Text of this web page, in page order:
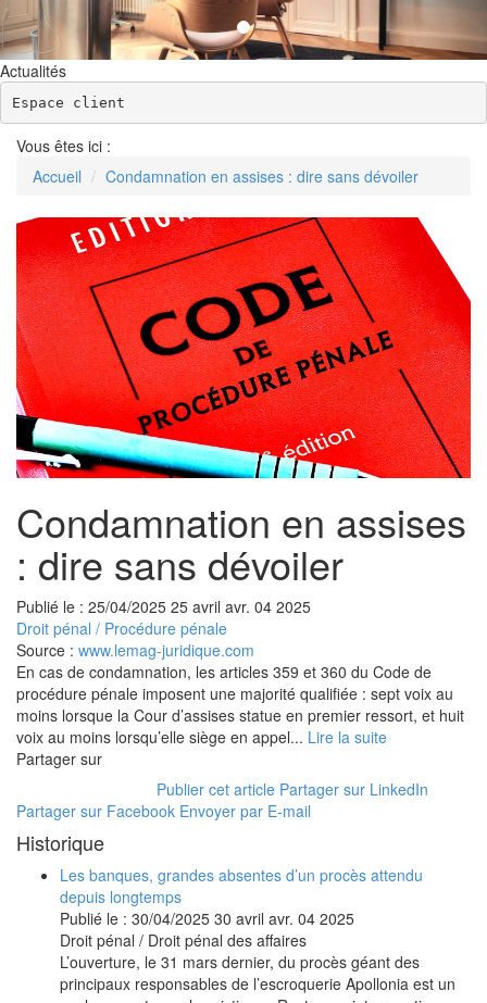
Actualités
Espace client
Vous êtes ici :
Accueil
Condamnation en assises : dire sans dévoiler
Condamnation en assises
: dire sans dévoiler
Publié le : 25/04/2025 25 avril avr. 04 2025
Droit pénal / Procédure pénale
Source : www.lemag-juridique.com
En cas de condamnation, les articles 359 et 360 du Code de
procédure pénale imposent une majorité qualifiée : sept voix au
moins lorsque la Cour d’assises statue en premier ressort, et huit
voix au moins lorsqu’elle siège en appel... Lire la suite
Partager sur
Publier cet article Partager sur LinkedIn
Partager sur Facebook Envoyer par E-mail
Historique
Les banques, grandes absentes d’un procès attendu
depuis longtemps
Publié le : 30/04/2025 30 avril avr. 04 2025
Droit pénal / Droit pénal des affaires
L’ouverture, le 31 mars dernier, du procès géant des
principaux responsables de l’escroquerie Apollonia est un